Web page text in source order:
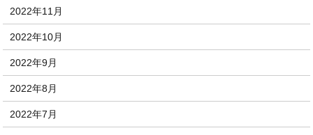
2022年11月
2022年10月
2022年9月
2022年8月
2022年7月